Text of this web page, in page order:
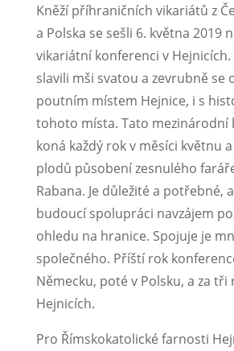
Kněží příhraničních vikariátů z
a Polska se sešli 6. května 2019
vikariátní konferenci v Hejnicích.
slavili mši svatou a zevrubně se
poutním místem Hejnice, i s
tohoto místa. Tato mezinárodní
koná každý rok v měsíci květnu
plodů působení zesnulého
Rabana. Je důležité a potřebné,
budoucí spolupráci navzájem
ohledu na hranice. Spojuje je
společného. Příští rok
Německu, poté v Polsku, a za tři
Hejnicích.
Pro Římskokatolické farnosti